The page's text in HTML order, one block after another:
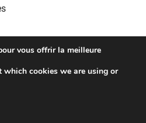
ThemeZee.
vous offrir la meilleure
which cookies we are using or